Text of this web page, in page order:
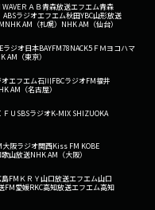
ＲＡＢ青森放送エフエム青森
ABSラジオエフエム秋田YBC山形放送
NHK AM（札幌） NHK AM（仙台）
ラジオ日本BAYFM78NACK5 ＦＭヨコハマ
AM（東京）
オエフエム石川FBCラジオFM福井
AM（名古屋）
ＦＵ SBSラジオK-MIX SHIZUOKA
大阪ラジオ関西Kiss FM KOBE
山放送NHK AM（大阪）
FM ＫＲＹ山口放送エフエム山口
FM愛媛RKC高知放送エフエム高知